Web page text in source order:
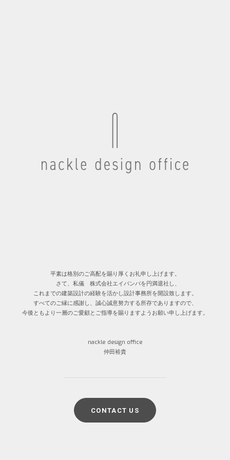
平素は格別のご高配を賜り厚くお礼申し上げます。
さて、私儀 株式会社エイバンバを円満退社し、
これまでの建築設計の経験を活かし設計事務所を開設致します。
すべてのご縁に感謝し、誠心誠意努力する所存でありますので、
今後ともより一層のご愛顧とご指導を賜りますようお願い申し上げます。
nackle design office
仲田裕貴
CONTACT US